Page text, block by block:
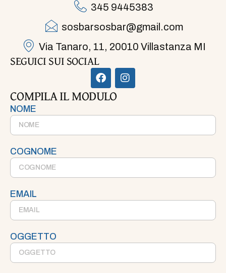
345 9445383
sosbarsosbar@gmail.com
Via Tanaro, 11, 20010 Villastanza MI
SEGUICI SUI SOCIAL
COMPILA IL MODULO
NOME
COGNOME
EMAIL
OGGETTO